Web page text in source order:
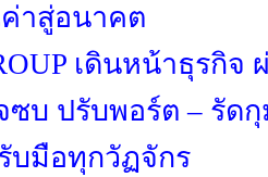
าสู่อนาคต
เดินหน้าธุรกิจ
ซบ ปรับพอร์ต – รัด
บมือทุกวัฏจักร